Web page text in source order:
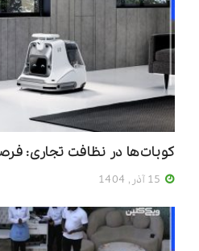
کوبات‌ها در نظافت تجاری: